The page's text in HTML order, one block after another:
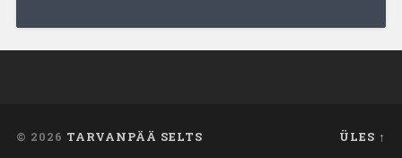
© 2026 TARVANPÄÄ SELTS ÜLES ↑